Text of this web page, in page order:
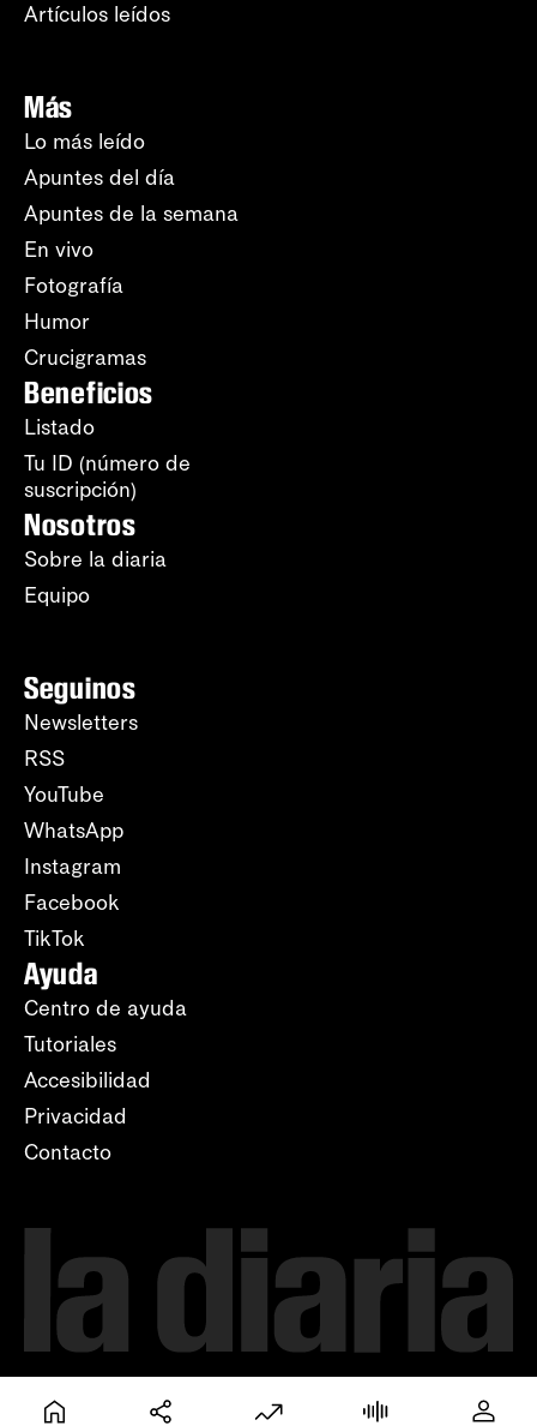
Artículos leídos
Más
Lo más leído
Apuntes del día
Apuntes de la semana
En vivo
Fotografía
Humor
Crucigramas
Beneficios
Listado
Tu ID (número de
suscripción)
Nosotros
Sobre la diaria
Equipo
Seguinos
Newsletters
RSS
YouTube
WhatsApp
Instagram
Facebook
TikTok
Ayuda
Centro de ayuda
Tutoriales
Accesibilidad
Privacidad
Contacto